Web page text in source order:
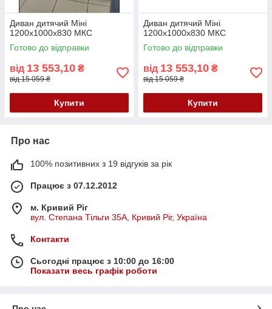
Диван дитячий Міні
1200х1000х830 МКС
Готово до відправки
від 13 553,10 ₴
від 15 059 ₴
Купити
Диван дитячий Міні
1200х1000х830 МКС
Готово до відправки
від 13 553,10 ₴
від 15 059 ₴
Купити
Про нас
100% позитивних з 19 відгуків за рік
Працює з 07.12.2012
м. Кривий Ріг
вул. Степана Тільги 35А, Кривий Ріг, Україна
Контакти
Сьогодні працює з 10:00 до 16:00
Показати весь графік роботи